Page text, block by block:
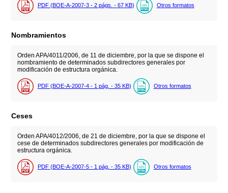
PDF (BOE-A-2007-3 - 2 págs. - 67 KB) Otros formatos
Nombramientos
Orden APA/4011/2006, de 11 de diciembre, por la que se dispone el
nombramiento de determinados subdirectores generales por
modificación de estructura orgánica.
PDF (BOE-A-2007-4 - 1 pág. - 35 KB) Otros formatos
Ceses
Orden APA/4012/2006, de 21 de diciembre, por la que se dispone el
cese de determinados subdirectores generales por modificación de
estructura orgánica.
PDF (BOE-A-2007-5 - 1 pág. - 35 KB) Otros formatos